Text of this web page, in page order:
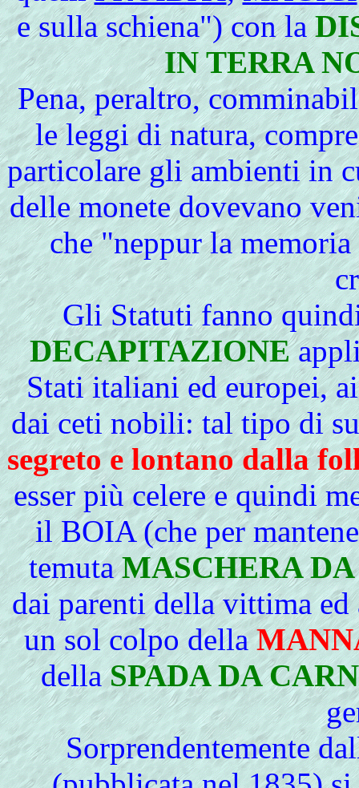
e sulla schiena") con la
IN TERRA
Pena, peraltro,
le leggi di natura,
particolare gli ambienti in
delle monete dovevano
che "neppur la
GliStatutifanno
DECAPITAZIONE
Stati italiani ed europei,
dai ceti nobili: tal tipo di
segreto e lontano dalla
esser più celere e quindi
il BOIA (che per
temutaMASCHERA
dai parenti della vittima ed
un sol colpo della
dellaSPADA DA
Sorprendentemente